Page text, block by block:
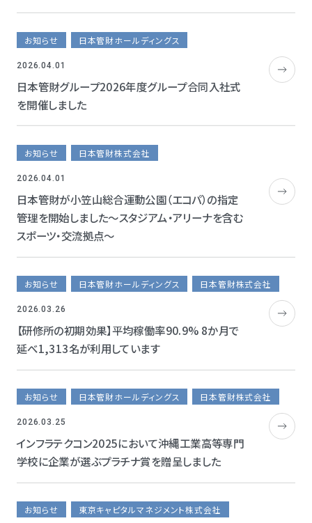
お知らせ 日本管財ホールディングス
2026.04.01
日本管財グループ2026年度グループ合同入社式
を開催しました
お知らせ 日本管財株式会社
2026.04.01
日本管財が小笠山総合運動公園（エコパ）の指定
管理を開始しました～スタジアム・アリーナを含む
スポーツ・交流拠点～
お知らせ 日本管財ホールディングス 日本管財株式会社
2026.03.26
【研修所の初期効果】平均稼働率90.9% 8か月で
延べ1,313名が利用しています
お知らせ 日本管財ホールディングス 日本管財株式会社
2026.03.25
インフラテクコン2025において沖縄工業高等専門
学校に企業が選ぶプラチナ賞を贈呈しました
お知らせ 東京キャピタルマネジメント株式会社